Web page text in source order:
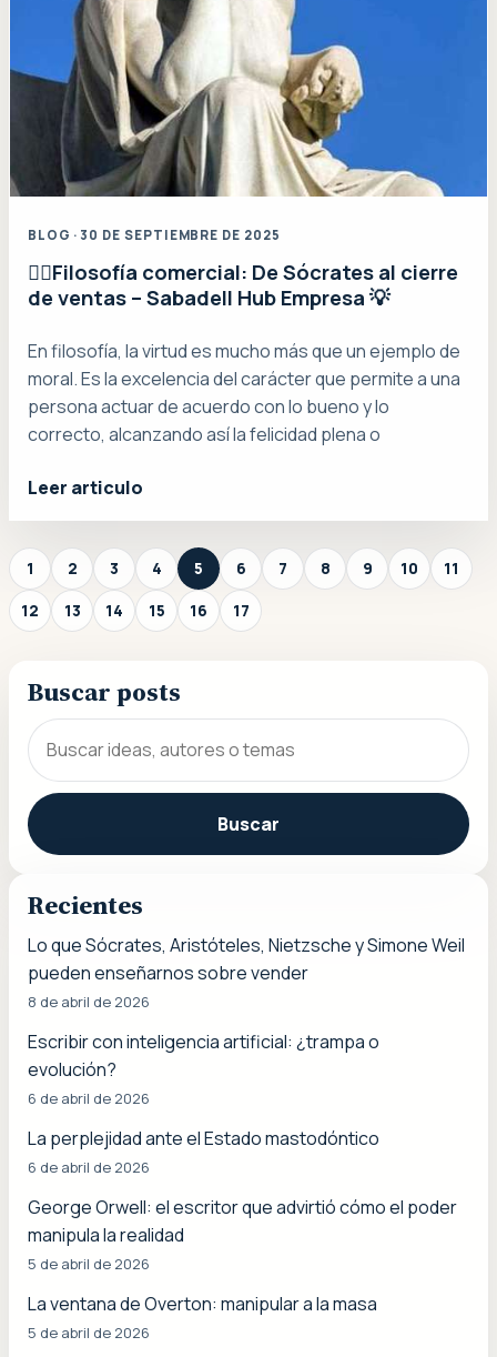
BLOG · 30 DE SEPTIEMBRE DE 2025
👉🏼Filosofía comercial: De Sócrates al cierre
de ventas – Sabadell Hub Empresa 💡
En filosofía, la virtud es mucho más que un ejemplo de
moral. Es la excelencia del carácter que permite a una
persona actuar de acuerdo con lo bueno y lo
correcto, alcanzando así la felicidad plena o
Leer articulo
1 2 3 4 5 6 7 8 9 10
11
12
13 14 15 16 17
Buscar posts
Buscar
Recientes
Lo que Sócrates, Aristóteles, Nietzsche y Simone Weil
pueden enseñarnos sobre vender
8 de abril de 2026
Escribir con inteligencia artificial: ¿trampa o
evolución?
6 de abril de 2026
La perplejidad ante el Estado mastodóntico
6 de abril de 2026
George Orwell: el escritor que advirtió cómo el poder
manipula la realidad
5 de abril de 2026
La ventana de Overton: manipular a la masa
5 de abril de 2026